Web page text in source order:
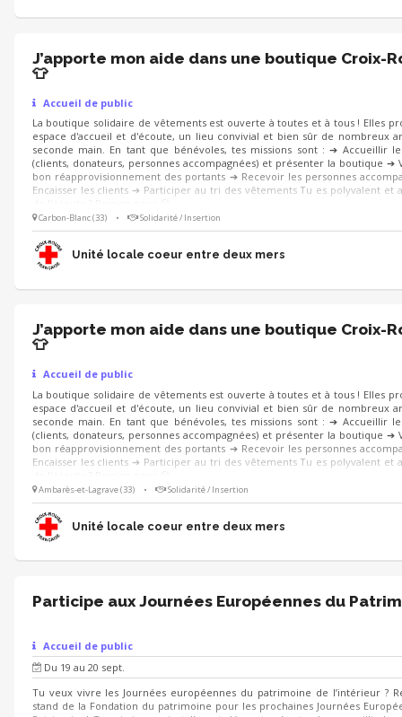
J’apporte mon aide dans une boutique Croix-
👕
Accueil de public
La boutique solidaire de vêtements est ouverte à toutes et à tous ! Elles
espace d'accueil et d'écoute, un lieu convivial et bien sûr de nombreux
seconde main. En tant que bénévoles, tes missions sont : ➔ Accueillir
(clients, donateurs, personnes accompagnées) et présenter la boutique ➔
bon réapprovisionnement des portants ➔ Recevoir les personnes
Encaisser les clients ➔ Participer au tri des vêtements Tu es polyvalent et
Carbon-Blanc (33) • Solidarité / Insertion
Unité locale coeur entre deux mers
J’apporte mon aide dans une boutique Croix-
👕
Accueil de public
La boutique solidaire de vêtements est ouverte à toutes et à tous ! Elles
espace d'accueil et d'écoute, un lieu convivial et bien sûr de nombreux
seconde main. En tant que bénévoles, tes missions sont : ➔ Accueillir
(clients, donateurs, personnes accompagnées) et présenter la boutique ➔
bon réapprovisionnement des portants ➔ Recevoir les personnes
Encaisser les clients ➔ Participer au tri des vêtements Tu es polyvalent et
Ambarès-et-Lagrave (33) • Solidarité / Insertion
Unité locale coeur entre deux mers
Participe aux Journées Européennes du
Accueil de public
Du 19 au 20 sept.
Tu veux vivre les Journées européennes du patrimoine de l’intérieur ?
stand de la Fondation du patrimoine pour les prochaines Journées